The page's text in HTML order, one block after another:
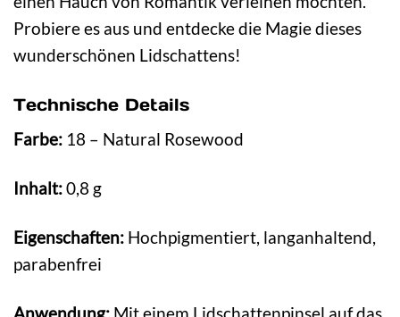
Probiere es aus und entdecke die Magie dieses
wunderschönen Lidschattens!
Technische Details
Farbe: 18 – Natural Rosewood
Inhalt:0,8 g
Eigenschaften: Hochpigmentiert, langanhaltend,
parabenfrei